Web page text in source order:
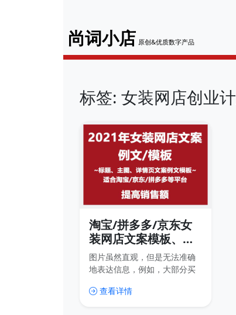
尚词小店 原创&优质数字产品
标签: 女装网店创业
淘宝/拼多多/京东女
装网店文案模板、例
文
图片虽然直观，但是无法准确
地表达信息，例如，大部分买
弹性和厚度。所以，高质量的
查看详情